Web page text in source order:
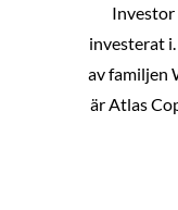
Investor
investerat
av familjen
är Atlas